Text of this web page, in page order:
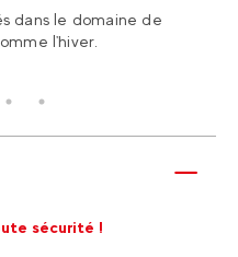
dans le domaine de
l'hiver.
sécurité !